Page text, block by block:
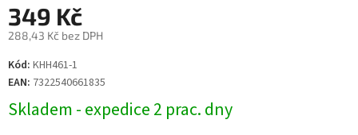
349 Kč
288,43 Kč bez DPH
Měrná
cena:
Kód: KHH461-1
EAN: 7322540661835
Skladem - expedice 2 prac. dny